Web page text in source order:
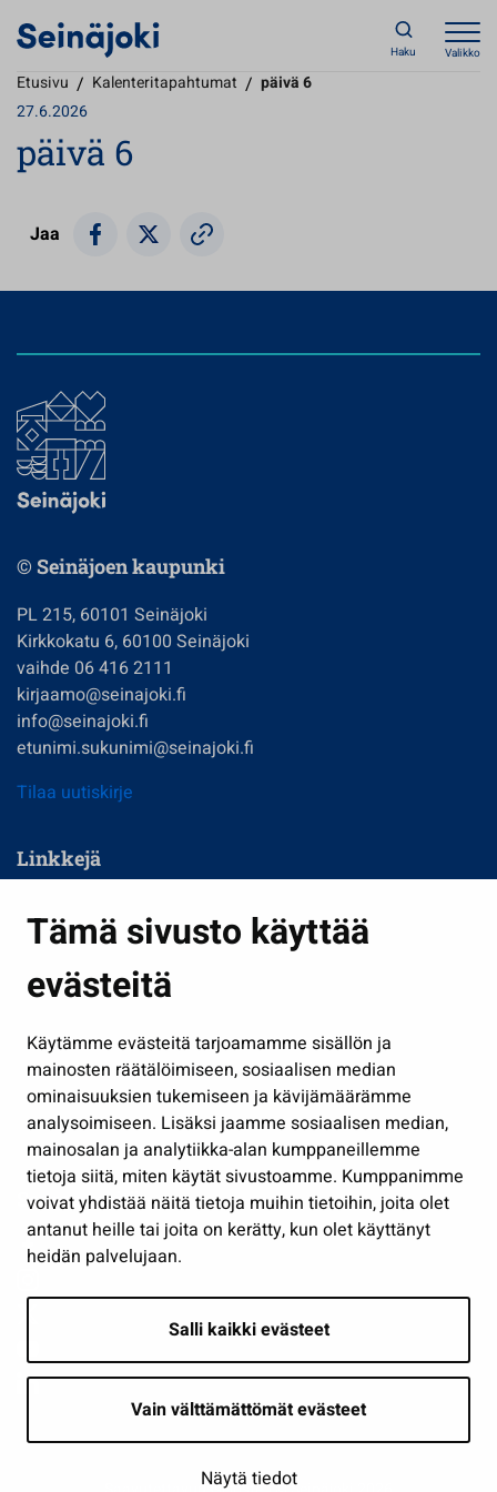
Tämä sivusto käyttää
evästeitä
Käytämme evästeitä tarjoamamme sisällön ja
mainosten räätälöimiseen, sosiaalisen median
ominaisuuksien tukemiseen ja kävijämäärämme
analysoimiseen. Lisäksi jaamme sosiaalisen median,
mainosalan ja analytiikka-alan kumppaneillemme
tietoja siitä, miten käytät sivustoamme. Kumppanimme
voivat yhdistää näitä tietoja muihin tietoihin, joita olet
antanut heille tai joita on kerätty, kun olet käyttänyt
heidän palvelujaan.
Salli kaikki evästeet
Vain välttämättömät evästeet
Näytä tiedot
Haku Valikko
Etusivu / Kalenteritapahtumat / päivä 6
27.6.2026
päivä 6
Jaa
© Seinäjoen kaupunki
PL 215, 60101 Seinäjoki
Kirkkokatu 6, 60100 Seinäjoki
vaihde 06 416 2111
kirjaamo@seinajoki.fi
info@seinajoki.fi
etunimi.sukunimi@seinajoki.fi
Tilaa uutiskirje
Linkkejä
Kasvatus ja opetus
Kulttuuri ja liikunta
Työ ja yrittäminen
Osallistu ja asioi
Näytä omat evästeasetukseni
Seuraa meitä